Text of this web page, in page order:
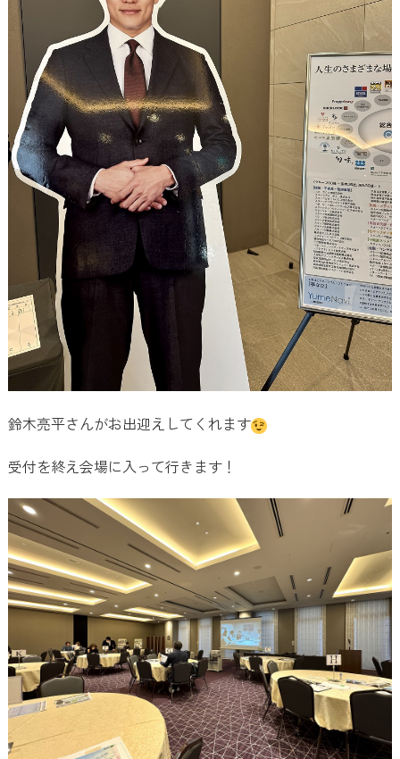
鈴木亮平さんがお出迎えしてくれます
受付を終え会場に入って行きます！